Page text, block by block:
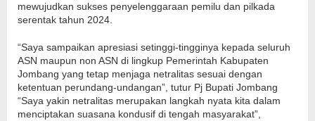
mewujudkan sukses penyelenggaraan pemilu dan pilkada
serentak tahun 2024.
“Saya sampaikan apresiasi setinggi-tingginya kepada seluruh
ASN maupun non ASN di lingkup Pemerintah Kabupaten
Jombang yang tetap menjaga netralitas sesuai dengan
ketentuan perundang-undangan”, tutur Pj Bupati Jombang
“Saya yakin netralitas merupakan langkah nyata kita dalam
menciptakan suasana kondusif di tengah masyarakat”,